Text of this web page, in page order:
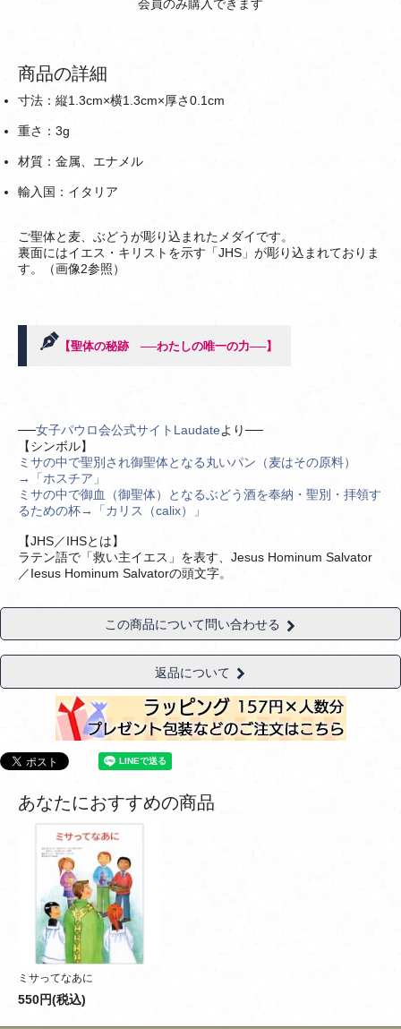
会員のみ購入できます
商品の詳細
寸法：縦1.3cm×横1.3cm×厚さ0.1cm
重さ：3g
材質：金属、エナメル
輸入国：イタリア
ご聖体と麦、ぶどうが彫り込まれたメダイです。
裏面にはイエス・キリストを示す「JHS」が彫り込まれておりま
す。（画像2参照）
【聖体の秘跡 ──わたしの唯一の力──】
──女子パウロ会公式サイトLaudateより──
【シンボル】
ミサの中で聖別され御聖体となる丸いパン（麦はその原料）
→「ホスチア」
ミサの中で御血（御聖体）となるぶどう酒を奉納・聖別・拝領す
るための杯→「カリス（calix）」
【JHS／IHSとは】
ラテン語で「救い主イエス」を表す、Jesus Hominum Salvator
／Iesus Hominum Salvatorの頭文字。
この商品について問い合わせる
返品について
あなたにおすすめの商品
ミサってなあに
550円(税込)